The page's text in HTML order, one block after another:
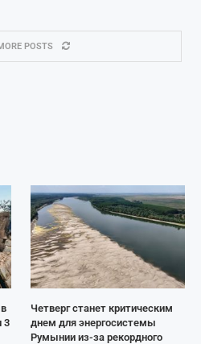
POSTS
3
Четверг станет критическим
днем для энергосистемы
Румынии из-за рекордного